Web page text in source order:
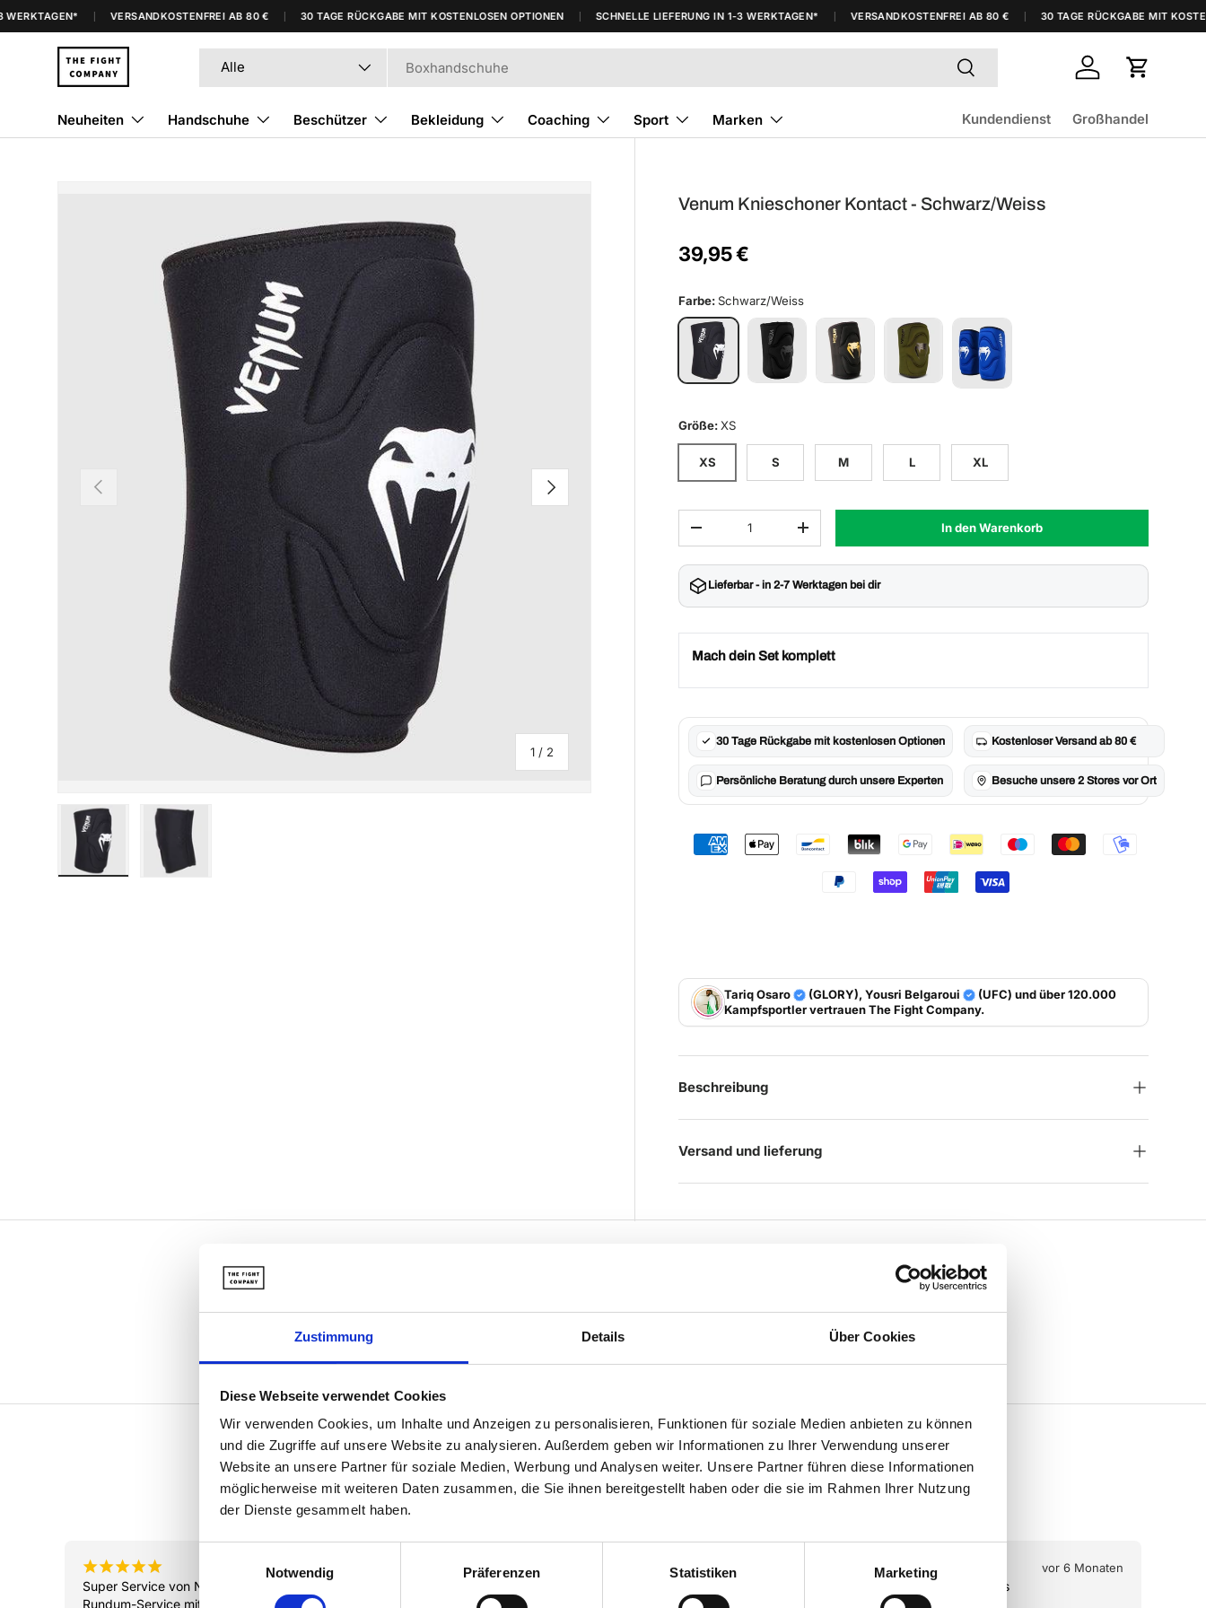
Zustimmung Details Über Cookies
Diese Webseite verwendet Cookies
Wir verwenden Cookies, um Inhalte und Anzeigen zu personalisieren, Funktionen für soziale Medien anbieten zu können
und die Zugriffe auf unsere Website zu analysieren. Außerdem geben wir Informationen zu Ihrer Verwendung unserer
Website an unsere Partner für soziale Medien, Werbung und Analysen weiter. Unsere Partner führen diese Informationen
möglicherweise mit weiteren Daten zusammen, die Sie ihnen bereitgestellt haben oder die sie im Rahmen Ihrer Nutzung
der Dienste gesammelt haben.
Notwendig Präferenzen Statistiken Marketing
Direkt zum Inhalt
VERSANDKOSTENFREI AB 80 € 30 TAGE RÜCKGABE MIT KOSTENLOSEN OPTIONEN SCHNELLE LIEFERUNG IN 1-3 WERKTAGEN* VERSANDKOSTENFREI AB 80 € 30 TAGE RÜCKGABE MIT
Alle Suchen
Einloggen
Neuheiten Handschuhe Beschützer Bekleidung Coaching Sport Marken Kundendienst Großhandel
Vorherige
1 / von
2
Nächste
Venum Knieschoner Kontact - Schwarz/Weiss
39,95 €
Farbe: Schwarz/Weiss
Größe:XS
XS S M L XL
Lieferbar - in 2-7 Werktagen bei dir
Menge verringern Menge erhöhen In den Warenkorb
Mach dein Set komplett
30 Tage Rückgabe mit kostenlosen Optionen Kostenloser Versand ab 80 €
Persönliche Beratung durch unsere Experten Besuche unsere 2 Stores vor Ort
Tariq Osaro (GLORY), Yousri Belgaroui
(UFC) und über 120.000
Kampfsportler vertrauenThe Fight Company.
Beschreibung
Versand und lieferung
¡¡¡¡¡ vor 3 Monaten
Ich wurde hervorragend bedient und
habe gute Handschuhe gekauft.
vor 6 Monaten
Kampfsportausrüstung zu kaufen.
¡¡¡ ¡¡ vor 8 Monaten
Ich kann alles anprobieren und
bekomme ehrliche Beratung. Sehr